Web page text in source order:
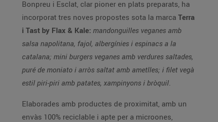
Bonpreu i Esclat, clar pioner en plats preparats, ha
incorporat tres noves propostes sota la marca Terra
i Tast by Flax & Kale: mandonguilles veganes amb
salsa napolitana, fajol, albergínies i espinacs a la
catalana; mini burgers veganes amb verdures saltades,
puré de moniato i arròs saltat amb ametlles; i filet vegà
estil piri-piri amb patates, xampinyons i bròquil.
Elaborades amb productes de proximitat, amb un
envàs 100% reciclable i apte per a microones,